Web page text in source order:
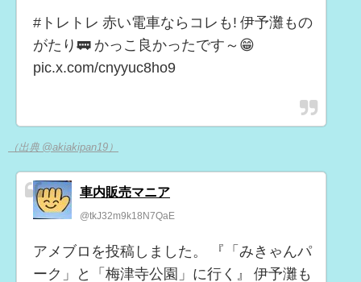
#トレトレ 赤い電車ならコレも! 伊予灘もの
がたり🚃 かっこ良かったです～😁
pic.x.com/cnyyuc8ho9
（出典 @akiakipan19）
車内販売マニア
@tkJ32m9k18N7QaE
アメブロを投稿しました。 『「みきゃんパ
ーク」と「梅津寺公園」に行く』 伊予灘も